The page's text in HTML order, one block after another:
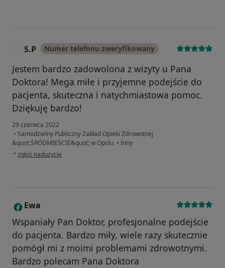
S.P Numer telefonu zweryfikowany
Jestem bardzo zadowolona z wizyty u Pana
Doktora! Mega miłe i przyjemne podejście do
pacjenta, skuteczna i natychmiastowa pomoc.
Dziękuję bardzo!
29 czerwca 2022
• Samodzielny Publiczny Zakład Opieki Zdrowotnej
&quot;ŚRÓDMIEŚCIE&quot; w Opolu • Inny
• w opinii użytkownika S.P
zgłoś nadużycie
E Ewa
Wspaniały Pan Doktor, profesjonalne podejście
do pacjenta. Bardzo miły, wiele razy skutecznie
pomógł mi z moimi problemami zdrowotnymi.
Bardzo polecam Pana Doktora